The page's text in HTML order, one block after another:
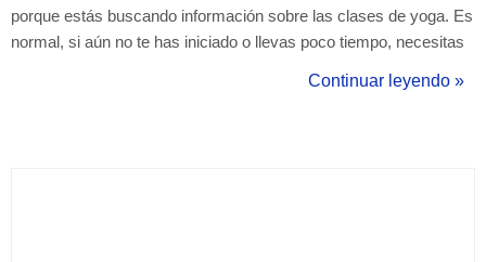
porque estás buscando información sobre las clases de yoga. Es
normal, si aún no te has iniciado o llevas poco tiempo, necesitas
debes de preocuparte, ya que aquí te proporcionaremos toda la
Continuar leyendo »